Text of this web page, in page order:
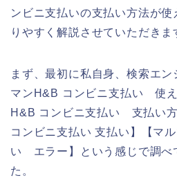
ンビニ支払いの支払い方法が
りやすく解説させていただきま
まず、最初に私自身、検索エ
マンH&B コンビニ支払い 使
H&B コンビニ支払い 支払い
コンビニ支払い 支払い】【マ
い エラー】という感じで調べ
た。